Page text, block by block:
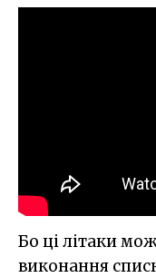
Бо ці літаки
виконання